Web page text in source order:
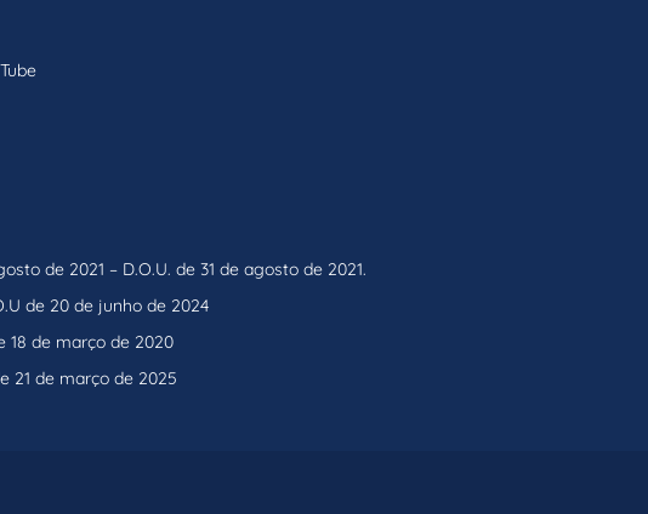
de 2021 – D.O.U. de 31 de agosto de 2021.
de 20 de junho de 2024
18 de março de 2020
21 de março de 2025